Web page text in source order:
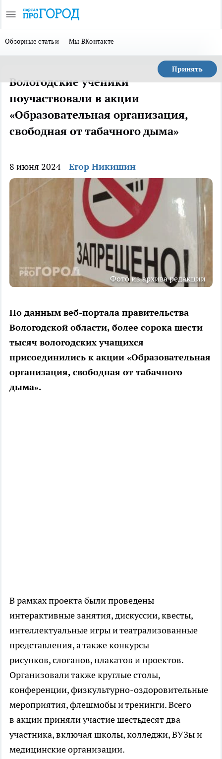
Обзорные статьи Мы ВКонтакте
Принять
Вологодские ученики
поучаствовали в акции
«Образовательная организация,
свободная от табачного дыма»
8 июня 2024 Егор Никишин
Фото из архива редакции
По данным веб-портала правительства
Вологодской области, более сорока шести
тысяч вологодских учащихся
присоединились к акции «Образовательная
организация, свободная от табачного
дыма».
В рамках проекта были проведены
интерактивные занятия, дискуссии, квесты,
интеллектуальные игры и театрализованные
представления, а также конкурсы
рисунков, слоганов, плакатов и проектов.
Организовали также круглые столы,
конференции, физкультурно-оздоровительные
мероприятия, флешмобы и тренинги. Всего
в акции приняли участие шестьдесят два
участника, включая школы, колледжи, ВУЗы и
медицинские организации.